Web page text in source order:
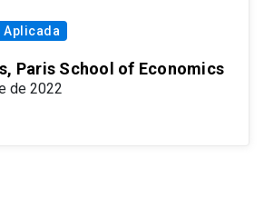
Paris School of Economics
de 2022